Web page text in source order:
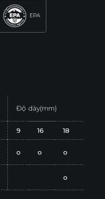
EPA
Độ dày(mm)
9 16 18
o o o
o